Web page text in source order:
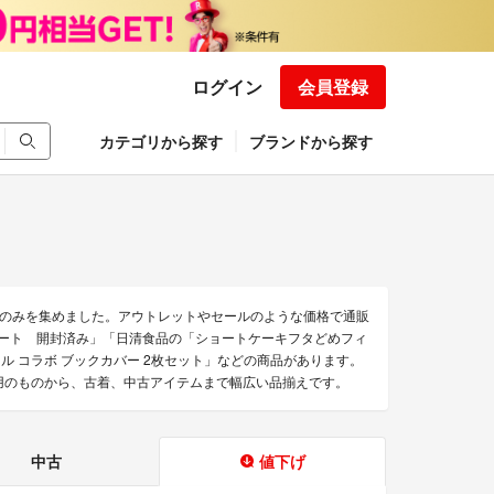
ログイン 会員登録
カテゴリから探す ブランドから探す
を集めました。アウトレットやセールのような価格で通販
ト 開封済み」「日清食品の「ショートケーキフタどめフィ
コラボ ブックカバー 2枚セット」などの商品があります。
ものから、古着、中古アイテムまで幅広い品揃えです。
中古 値下げ